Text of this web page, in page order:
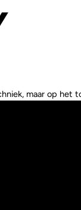
maar op het